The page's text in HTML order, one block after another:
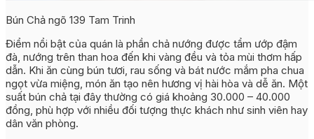
Bún Chả ngõ 139 Tam Trinh
Điểm nổi bật của quán là phần chả nướng được tẩm ướp đậm
đà, nướng trên than hoa đến khi vàng đều và tỏa mùi thơm hấp
dẫn. Khi ăn cùng bún tươi, rau sống và bát nước mắm pha chua
ngọt vừa miệng, món ăn tạo nên hương vị hài hòa và dễ ăn. Một
suất bún chả tại đây thường có giá khoảng 30.000 – 40.000
đồng, phù hợp với nhiều đối tượng thực khách như sinh viên hay
dân văn phòng.